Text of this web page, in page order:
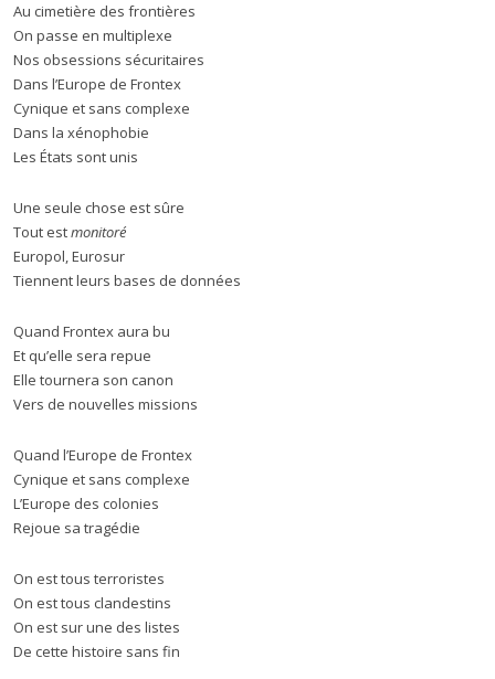
Au cimetière des frontières
On passe en multiplexe
Nos obsessions sécuritaires
Dans l’Europe de Frontex
Cynique et sans complexe
Dans la xénophobie
Les États sont unis
Une seule chose est sûre
Tout estmonitoré
Europol, Eurosur
Tiennent leurs bases de données
Quand Frontex aura bu
Et qu’elle sera repue
Elle tournera son canon
Vers de nouvelles missions
Quand l’Europe de Frontex
Cynique et sans complexe
L’Europe des colonies
Rejoue sa tragédie
On est tous terroristes
On est tous clandestins
On est sur une des listes
De cette histoire sans fin